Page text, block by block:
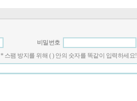
비밀번호
* 스팸 방지를 위해 ( ) 안의 숫자를 똑같이 입력하세요!